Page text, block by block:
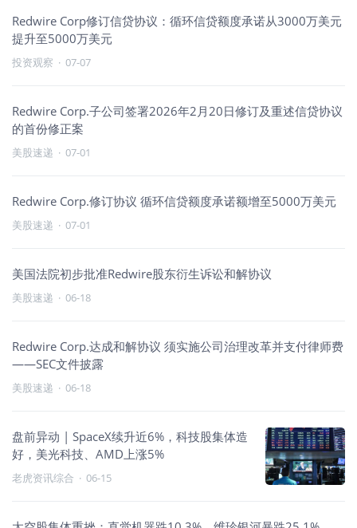
Redwire Corp修订信贷协议：循环信贷额度承诺从3000万美元
提升至5000万美元
投资观察 · 07-07
Redwire Corp.子公司签署2026年2月20日修订及重述信贷协议
的首份修正案
美股速递 · 07-01
Redwire Corp.修订协议 循环信贷额度承诺额增至5000万美元
美股速递 · 07-01
美国法院初步批准Redwire股东衍生诉讼和解协议
美股速递 · 06-18
Redwire Corp.达成和解协议 须实施公司治理改革并支付律师费
——SEC文件披露
美股速递 · 06-18
盘前异动 | SpaceX续升近6%，科技股集体造
好，美光科技、AMD上涨5%
老虎资讯综合 · 06-15